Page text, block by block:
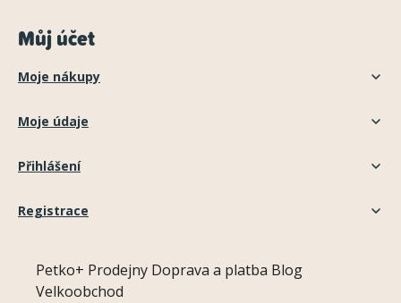
Můj účet
Moje nákupy
Moje údaje
Přihlášení
Registrace
Petko+ Prodejny Doprava a platba Blog
Velkoobchod